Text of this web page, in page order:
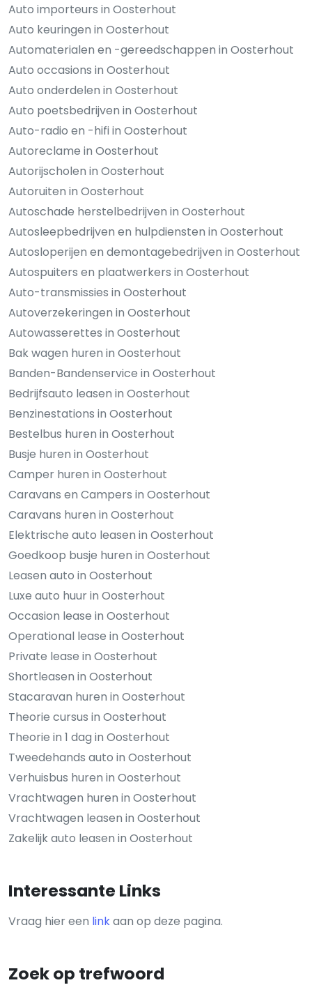
Auto importeurs in Oosterhout
Auto keuringen in Oosterhout
Automaterialen en -gereedschappen in Oosterhout
Auto occasions in Oosterhout
Auto onderdelen in Oosterhout
Auto poetsbedrijven in Oosterhout
Auto-radio en -hifi in Oosterhout
Autoreclame in Oosterhout
Autorijscholen in Oosterhout
Autoruiten in Oosterhout
Autoschade herstelbedrijven in Oosterhout
Autosleepbedrijven en hulpdiensten in Oosterhout
Autosloperijen en demontagebedrijven in Oosterhout
Autospuiters en plaatwerkers in Oosterhout
Auto-transmissies in Oosterhout
Autoverzekeringen in Oosterhout
Autowasserettes in Oosterhout
Bak wagen huren in Oosterhout
Banden-Bandenservice in Oosterhout
Bedrijfsauto leasen in Oosterhout
Benzinestations in Oosterhout
Bestelbus huren in Oosterhout
Busje huren in Oosterhout
Camper huren in Oosterhout
Caravans en Campers in Oosterhout
Caravans huren in Oosterhout
Elektrische auto leasen in Oosterhout
Goedkoop busje huren in Oosterhout
Leasen auto in Oosterhout
Luxe auto huur in Oosterhout
Occasion lease in Oosterhout
Operational lease in Oosterhout
Private lease in Oosterhout
Shortleasen in Oosterhout
Stacaravan huren in Oosterhout
Theorie cursus in Oosterhout
Theorie in 1 dag in Oosterhout
Tweedehands auto in Oosterhout
Verhuisbus huren in Oosterhout
Vrachtwagen huren in Oosterhout
Vrachtwagen leasen in Oosterhout
Zakelijk auto leasen in Oosterhout
Interessante Links
Vraag hier een linkaan op deze pagina.
Zoek op trefwoord